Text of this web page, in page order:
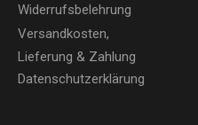
Widerrufsbelehrung
Versandkosten,
Lieferung & Zahlung
Datenschutzerklärung